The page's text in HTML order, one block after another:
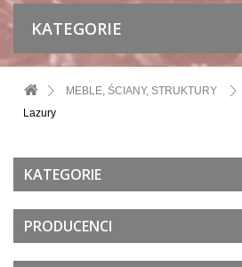
KATEGORIE
MEBLE, ŚCIANY, STRUKTURY
Lazury
KATEGORIE
PRODUCENCI